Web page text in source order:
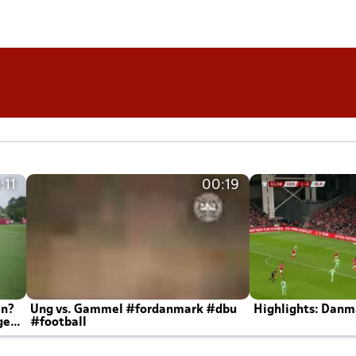
00:19
Ung vs. Gammel #fordanmark #dbu
#football
Highlights: